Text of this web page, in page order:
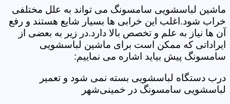
ماشین لباسشویی سامسونگ می تواند به علل مختلفی
خراب شود.اغلب این خرابی ها بسیار شایع هستند و رفع
آن ها نیاز به علم و تخصص بالا دارد.در زیر به بعضی از
ایراداتی که ممکن است برای ماشین لباسشویی
سامسونگ پیش بیاید اشاره می نماییم:
درب دستگاه لباسشویی بسته نمی شود و تعمیر
لباسشویی سامسونگ در خمینی‌شهر